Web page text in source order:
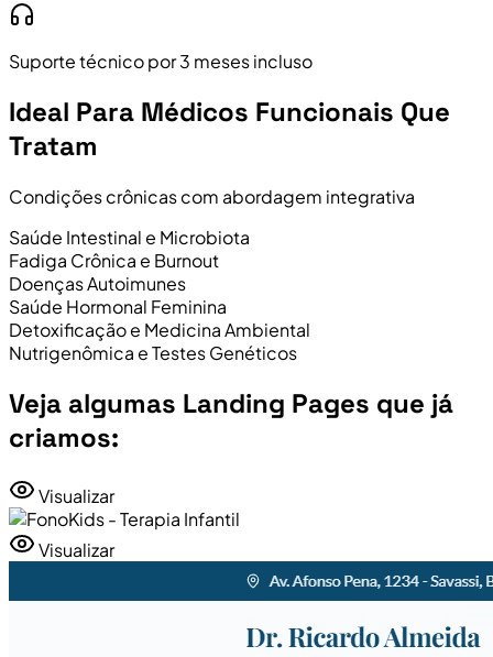
Suporte técnico por 3 meses incluso
Ideal Para Médicos Funcionais Que
Tratam
Condições crônicas com abordagem integrativa
Saúde Intestinal e Microbiota
Fadiga Crônica e Burnout
Doenças Autoimunes
Saúde Hormonal Feminina
Detoxificação e Medicina Ambiental
Nutrigenômica e Testes Genéticos
Veja algumas Landing Pages que já
criamos:
Visualizar
Visualizar